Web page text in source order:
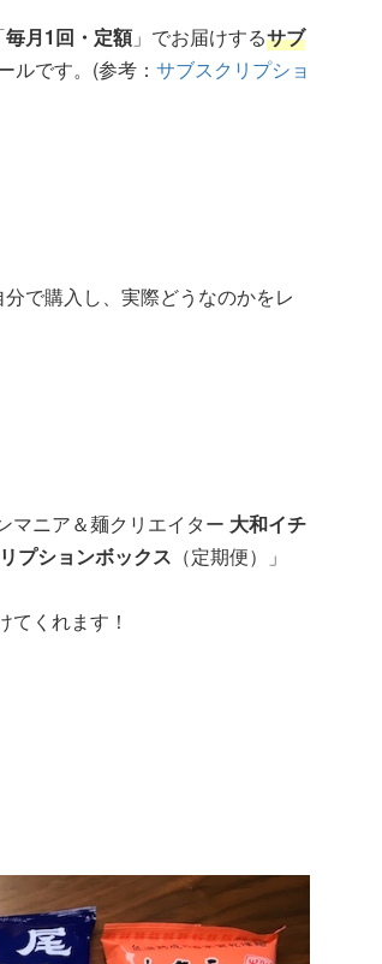
毎月1回・定額」でお届けするサブ
ルです。(参考： サブスクリプショ
で購入し、実際どうなのかをレ
マニア＆麺クリエイター 大和イチ
プションボックス （定期便）」
てくれます！